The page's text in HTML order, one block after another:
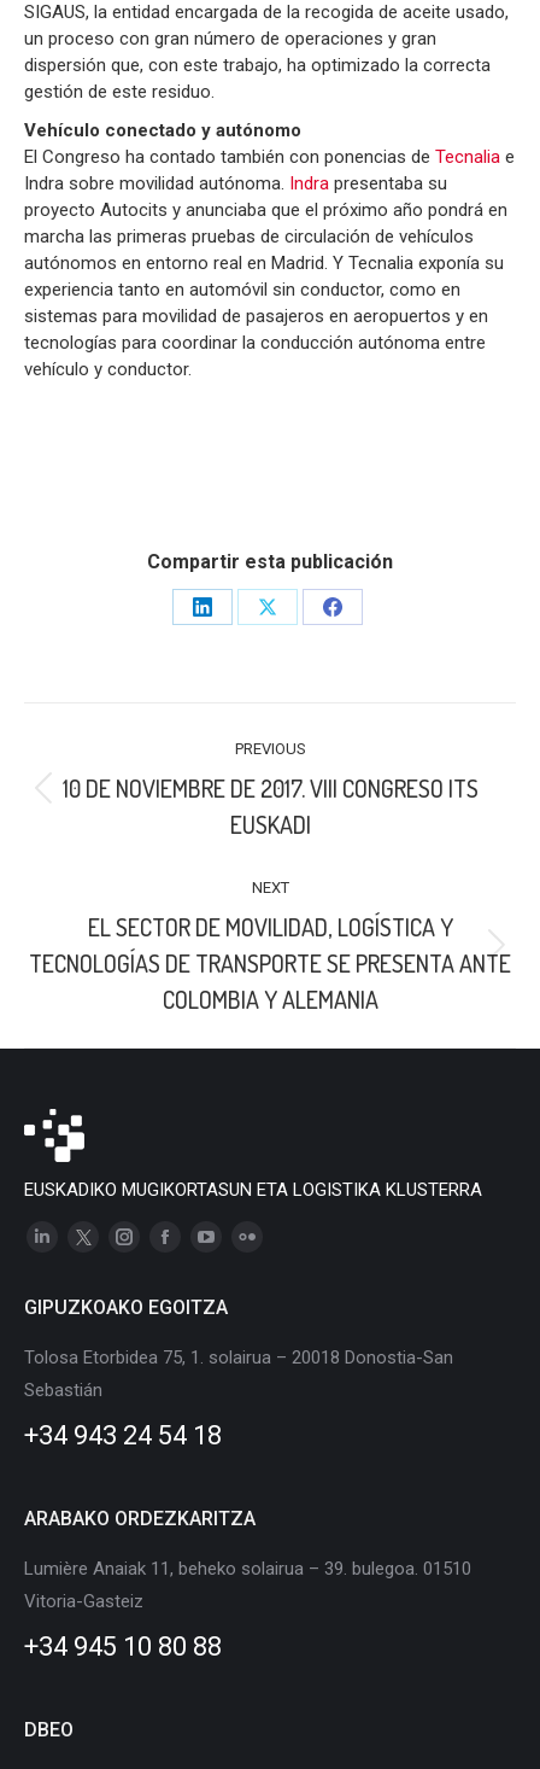
SIGAUS, la entidad encargada de la recogida de aceite usado,
un proceso con gran número de operaciones y gran
dispersión que, con este trabajo, ha optimizado la correcta
gestión de este residuo.
Vehículo conectado y autónomo
El Congreso ha contado también con ponencias de Tecnalia e
Indra sobre movilidad autónoma. Indra presentaba su
proyecto Autocits y anunciaba que el próximo año pondrá en
marcha las primeras pruebas de circulación de vehículos
autónomos en entorno real en Madrid. Y Tecnalia exponía su
experiencia tanto en automóvil sin conductor, como en
sistemas para movilidad de pasajeros en aeropuertos y en
tecnologías para coordinar la conducción autónoma entre
vehículo y conductor.
Compartir esta publicación
Share
Share
Share
NAVIGATION
PREVIOUS
Previous
post:
10 DE NOVIEMBRE DE 2017. VIII CONGRESO ITS
EUSKADI
NEXT
Next
EL SECTOR DE MOVILIDAD, LOGÍSTICA Y
TECNOLOGÍAS DE TRANSPORTE SE PRESENTA ANTE
COLOMBIA Y ALEMANIA
EUSKADIKO MUGIKORTASUN ETA LOGISTIKA KLUSTERRA
Linkedin
opens
in
X
opens
in
Instagram
opens
in
opens
in
opens
GIPUZKOAKO EGOITZA
Tolosa Etorbidea 75, 1. solairua – 20018 Donostia-San
Sebastián
+34 943 24 54 18
ARABAKO ORDEZKARITZA
Lumière Anaiak 11, beheko solairua – 39. bulegoa. 01510
Vitoria-Gasteiz
+34 945 10 80 88
DBEO